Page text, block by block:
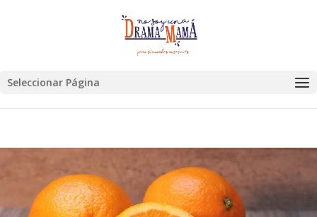
Seleccionar Página